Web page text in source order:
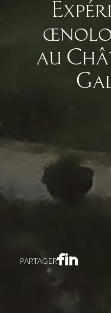
au
PARTAGER